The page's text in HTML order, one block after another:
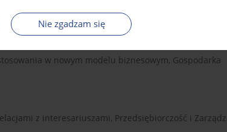
Nie zgadzam się
w nowym modelu biznesowym, Gospodarka
z interesariuszami, Przedsiębiorczość i